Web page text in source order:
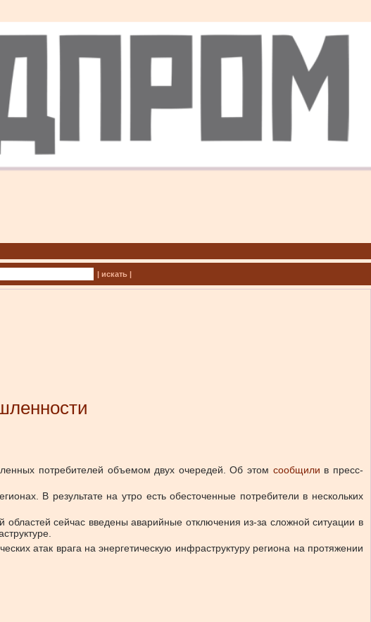
| искать |
потребителей объемом двух очередей. Об этом сообщили в пресс-
В результате на утро есть обесточенные потребители в нескольких
сейчас введены аварийные отключения из-за сложной ситуации в
атак врага на энергетическую инфраструктуру региона на протяжении